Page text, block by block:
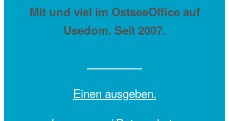
Mit und viel im OstseeOffice auf
Usedom. Seit 2007.
Einen ausgeben.